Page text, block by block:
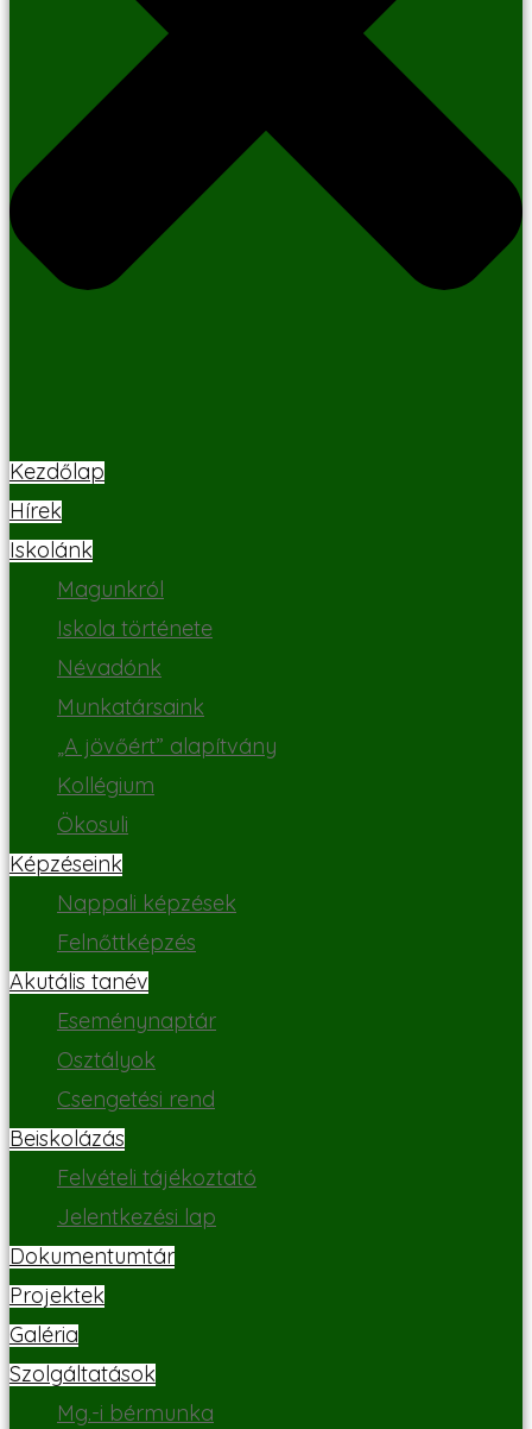
Kezdőlap
Hírek
Iskolánk
Magunkról
Iskola története
Névadónk
Munkatársaink
„A jövőért” alapítvány
Kollégium
Ökosuli
Képzéseink
Nappali képzések
Felnőttképzés
Akutális tanév
Eseménynaptár
Osztályok
Csengetési rend
Beiskolázás
Felvételi tájékoztató
Jelentkezési lap
Dokumentumtár
Projektek
Galéria
Szolgáltatások
Mg.-i bérmunka